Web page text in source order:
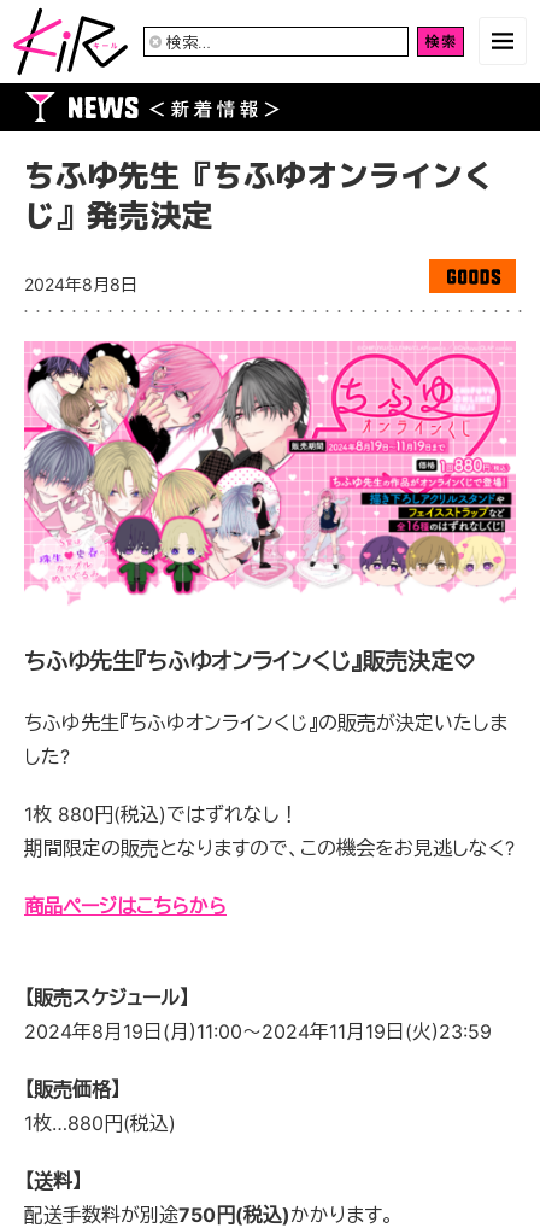
検
ちふゆ先生『ちふゆオンラインく
じ』発売決定
2024年8月8日
ちふゆ先生『ちふゆオンラインくじ』販売決定♡
ちふゆ先生『ちふゆオンラインくじ』の販売が決定いたしま
した?
1枚 880円(税込)ではずれなし！
期間限定の販売となりますので、この機会をお見逃しなく?
商品ページはこちらから
【販売スケジュール】
2024年8月19日(月)11:00～2024年11月19日(火)23:59
【販売価格】
1枚…880円(税込)
【送料】
配送手数料が別途750円(税込)かかります。